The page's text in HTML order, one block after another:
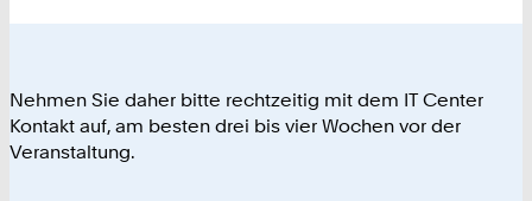
Nehmen Sie daher bitte rechtzeitig mit dem IT Center
Kontakt auf, am besten drei bis vier Wochen vor der
Veranstaltung.